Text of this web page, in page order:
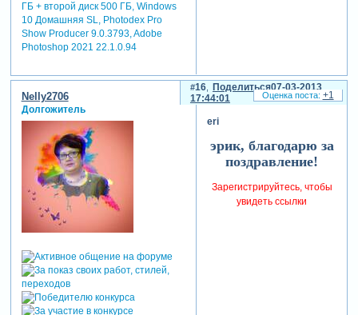
ГБ + второй диск 500 ГБ, Windows
10 Домашняя SL, Photodex Pro
Show Producer 9.0.3793, Adobe
Photoshop 2021 22.1.0.94
Поделиться
16
07-03-2013
17:44:01
Nelly2706
Долгожитель
eri
эрик, благодарю за
поздравление!
Зарегистрируйтесь, чтобы
увидеть ссылки
+1